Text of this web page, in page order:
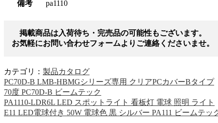
備考 pa1110
掲載商品は入荷待ち・完売品の可能性もございます。
お気軽にお問い合わせフォームよりご連絡くださいませ。
カテゴリ： 製品カタログ
PC70D-B LMB-HBMGシリーズ専用 クリアPCカバーBタイプ
70度 PC70D-B ビームテック
PA1110-LDR6L LED スポットライト 看板灯 電球 照明 ライト
E11 LED電球付き 50W 電球色 黒 シルバー PA111 ビームテッ